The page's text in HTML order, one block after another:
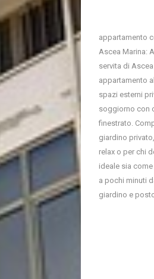
appartamento
Ascea Marina:
servita di
appartamento
spazi esterni
soggiorno con
finestrato.
giardino
relax o per chi
ideale sia
a pochi minuti
giardino e